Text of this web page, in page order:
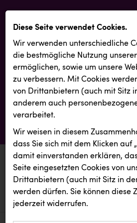
aktuelle aussendungen
aktuelle aussendungen
Diese Seite verwendet Cookies.
Wir verwenden unterschiedliche
die best­mögliche Nutzung
ermöglichen, sowie um unsere
zu verbessern. Mit Cookies
von Drittanbietern (auch mit Sitz
anderem auch
verarbeitet.
Wir weisen in diesem
dass Sie sich mit dem Klicken auf
damit ein­ver­standen erklären,
Seite eingesetzten Cookies von
Drittanbietern (auch mit Sitz in
werden dürfen. Sie können diese
jederzeit widerrufen.